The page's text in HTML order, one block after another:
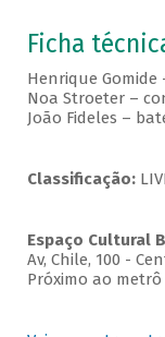
Ficha
Henrique Gomide
Noa Stroeter –
João Fideles –
Classificação:
Espaço Cultural
Av, Chile, 100 -
Próximo ao metrô